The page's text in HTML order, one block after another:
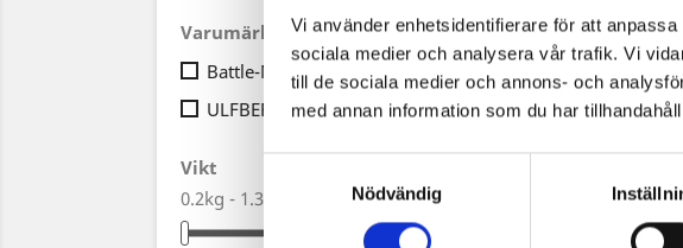
Vi använder enhetsidentifierare för att
sociala medier och analysera vår trafik. Vi
till de sociala medier och annons- och
med annan information som du har
Nödvändig
Varumärke
Battle-Merchant
ULFBERTH®(1)
Vikt
0.2kg - 1.35kg
Seax Beagnoth Med
Pris
1 499,00 kr
